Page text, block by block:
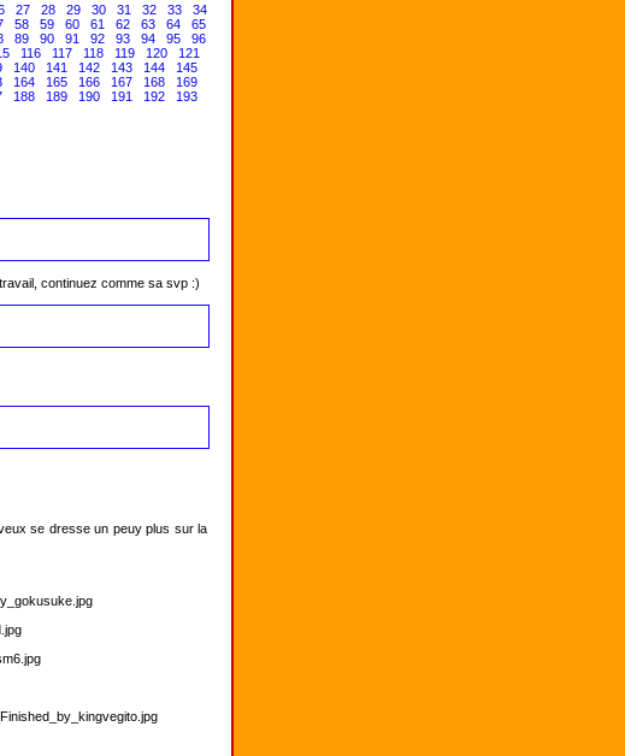
27 28 29 30 31 32 33
34
58 59 60 61 62 63 64
65
89 90 91 92 93 94 95
96
116 117 118 119 120
121
140 141 142 143 144
145
164 165 166 167 168
169
188 189 190 191 192
193
continuez comme sa svp :)
se dresse un peuy plus sur la